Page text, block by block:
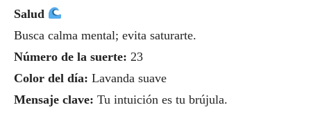
Salud
Busca calma mental; evita saturarte.
Número de la suerte: 23
Color del día: Lavanda suave
Mensaje clave: Tu intuición es tu brújula.